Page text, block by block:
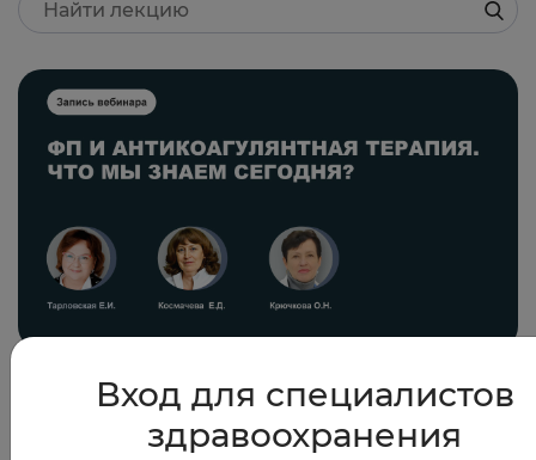
Фибрилляция предсердий и антикоагулянтная
терапия. Что мы знаем сегодня?
Вход для специалистов
здравоохранения